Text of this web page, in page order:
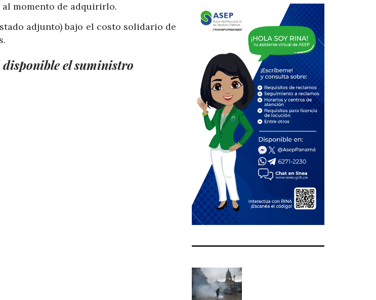
momento de adquirirlo.
adjunto) bajo el costo solidario de
el suministro